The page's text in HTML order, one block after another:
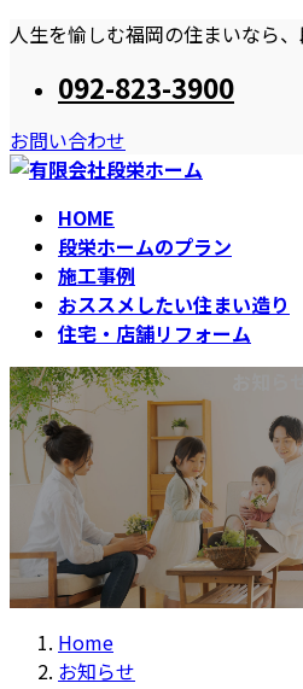
コ
ツ
へ
ナ
シ
ョ
人生を愉しむ福岡の住まいなら
092-823-3900
お問い合わせ
HOME
段栄ホームのプラン
施工事例
おススメしたい住まい造り
住宅・店舗リフォーム
Home
お知らせ